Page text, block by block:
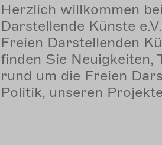
Herzlich willkommen
Darstellende Künste
Freien Darstellenden
finden Sie Neuigkeiten,
rund um die Freien
Politik, unseren